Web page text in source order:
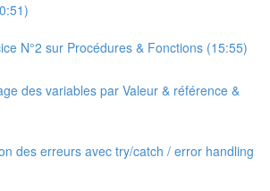
N°2 sur Procédures & Fonctions (15:55)
des variables par Valeur & référence &
des erreurs avec try/catch / error handling